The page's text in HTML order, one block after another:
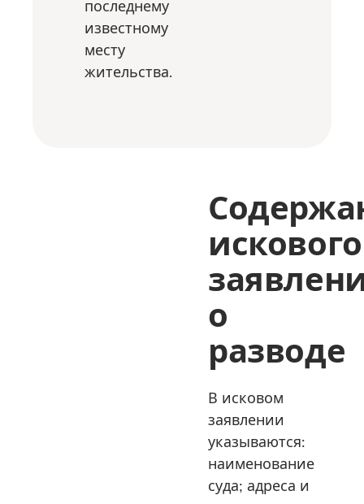
последнему
известному
месту
жительства.
искового
о
разводе
В исковом
заявлении
указываются:
наименование
суда; адреса и